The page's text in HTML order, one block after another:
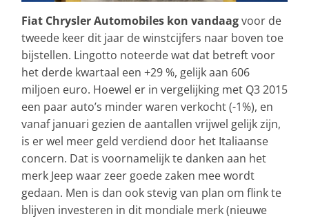
Fiat Chrysler Automobiles kon vandaagvoor de
tweede keer dit jaar de winstcijfers naar boven toe
bijstellen. Lingotto noteerde wat dat betreft voor
het derde kwartaal een +29 %, gelijk aan 606
miljoen euro. Hoewel er in vergelijking met Q3 2015
een paar auto’s minder waren verkocht (-1%), en
vanaf januari gezien de aantallen vrijwel gelijk zijn,
is er wel meer geld verdiend door het Italiaanse
concern. Dat is voornamelijk te danken aan het
merk Jeep waar zeer goede zaken mee wordt
gedaan. Men is dan ook stevig van plan om flink te
blijven investeren in dit mondiale merk (nieuwe